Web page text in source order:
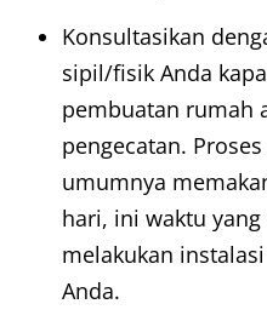
Konsultasikan
sipil/fisik Anda
pembuatan rumah
pengecatan.
umumnya
hari, ini waktu
melakukan
Anda.